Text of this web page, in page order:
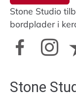
Stone Studio
bordplader i
Stone